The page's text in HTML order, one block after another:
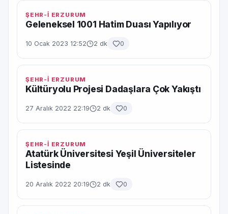
ŞEHR-İ ERZURUM
Geleneksel 1001 Hatim Duası Yapılıyor
10 Ocak 2023 12:52 2 dk 0
ŞEHR-İ ERZURUM
Kültüryolu Projesi Dadaşlara Çok Yakıştı
27 Aralık 2022 22:19 2 dk 0
ŞEHR-İ ERZURUM
Atatürk Üniversitesi Yeşil Üniversiteler
Listesinde
20 Aralık 2022 20:19 2 dk 0